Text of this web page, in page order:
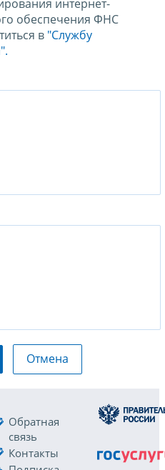
интернет-
обеспечения ФНС
в "Службу
Отмена
Обратная
связь
Контакты